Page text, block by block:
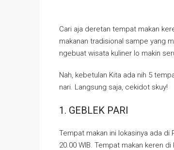
Cari aja deretan tempat makan
makanan tradisional sampe yang
ngebuat wisata kuliner lo makin
Nah, kebetulan Kita ada nih 5
nari. Langsung saja, cekidot skuy!
1. GEBLEK PARI
Tempat makan ini lokasinya ada di
20.00 WIB. Tempat makan keren